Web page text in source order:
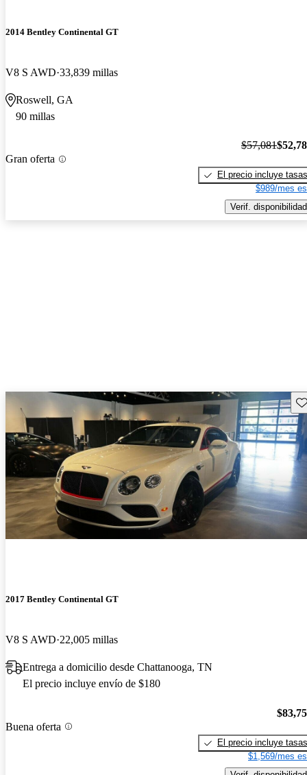
2014 Bentley Continental GT
V8 S AWD 33,839 millas
Roswell, GA
90 millas
Gran oferta
$57,081
El precio incluye tasas
$989/mes
Verif. disponibilidad
2017 Bentley Continental GT
V8 S AWD 22,005 millas
Entrega a domicilio desde Chattanooga, TN
El precio incluye envío de $180
Buena oferta
El precio incluye tasas
$1,569/mes